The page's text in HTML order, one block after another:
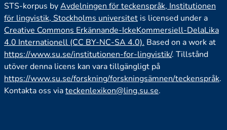
STS-korpus byAvdelningen för teckenspråk, Institutionen
för lingvistik, Stockholms universitet is licensed under a
Creative Commons Erkännande-IckeKommersiell-DelaLika
4.0 Internationell (CC BY-NC-SA 4.0). Based on a work at
https://www.su.se/institutionen-for-lingvistik/. Tillstånd
utöver denna licens kan vara tillgängligt på
https://www.su.se/forskning/forskningsämnen/teckenspråk.
Kontakta oss viateckenlexikon@ling.su.se.